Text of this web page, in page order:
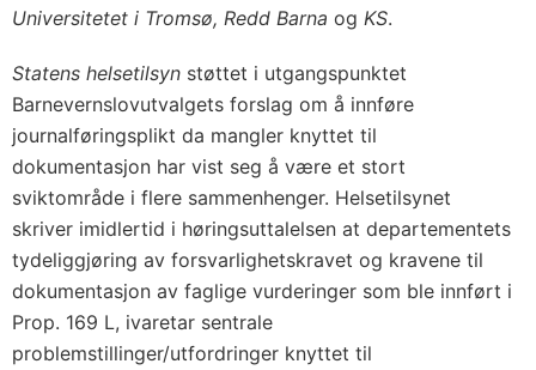
Universitetet i Tromsø, Redd Barna og KS.
Statens helsetilsyn støttet i utgangspunktet
Barnevernslovutvalgets forslag om å innføre
journalføringsplikt da mangler knyttet til
dokumentasjon har vist seg å være et stort
sviktområde i flere sammenhenger. Helsetilsynet
skriver imidlertid i høringsuttalelsen at departementets
tydeliggjøring av forsvarlighetskravet og kravene til
dokumentasjon av faglige vurderinger som ble innført i
Prop. 169 L, ivaretar sentrale
problemstillinger/utfordringer knyttet til